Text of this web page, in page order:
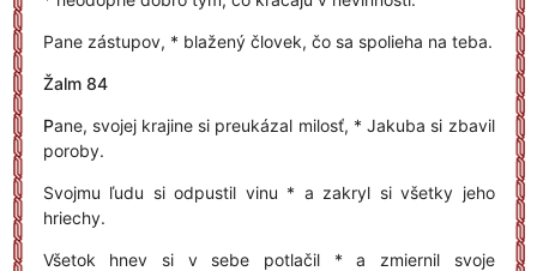
Pane zástupov, * blažený človek, čo sa spolieha na teba.
Žalm 84
Pane, svojej krajine si preukázal milosť, * Jakuba si zbavil
poroby.
Svojmu ľudu si odpustil vinu * a zakryl si všetky jeho
hriechy.
Všetok hnev si v sebe potlačil * a zmiernil svoje